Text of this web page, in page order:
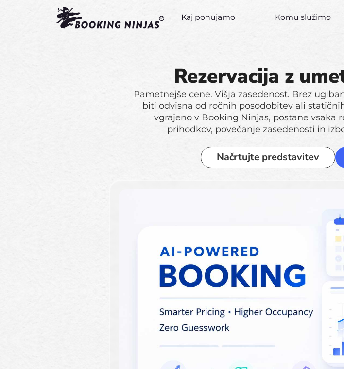
Kaj ponujamo Komu služimo
Rezervacija z
Pametnejše cene. Višja zasedenost. Brez
biti odvisna od ročnih posodobitev ali
vgrajeno v Booking Ninjas, postane vsaka
prihodkov, povečanje zasedenosti in
Načrtujte predstavitev